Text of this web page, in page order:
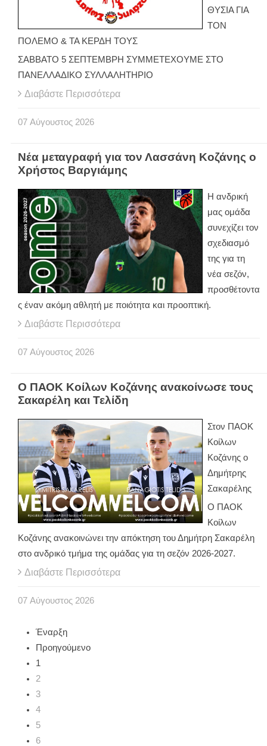
ΘΥΣΙΑ ΓΙΑ
ΤΟΝ
ΠΟΛΕΜΟ & ΤΑ ΚΕΡΔΗ ΤΟΥΣ
ΣΑΒΒΑΤΟ 5 ΣΕΠΤΕΜΒΡΗ ΣΥΜΜΕΤΕΧΟΥΜΕ ΣΤΟ
ΠΑΝΕΛΛΑΔΙΚΟ ΣΥΛΛΑΛΗΤΗΡΙΟ
Διαβάστε Περισσότερα
07 Αύγουστος 2026
Νέα μεταγραφή για τον Λασσάνη Κοζάνης ο
Χρήστος Βαργιάμης
Η ανδρική
μας ομάδα
συνεχίζει τον
σχεδιασμό
της για τη
νέα σεζόν,
προσθέτοντα
ς έναν ακόμη αθλητή με ποιότητα και προοπτική.
Διαβάστε Περισσότερα
07 Αύγουστος 2026
Ο ΠΑΟΚ Κοίλων Κοζάνης ανακοίνωσε τους
Σακαρέλη και Τελίδη
Στον ΠΑΟΚ
Κοίλων
Κοζάνης ο
Δημήτρης
Σακαρέλης
Ο ΠΑΟΚ
Κοίλων
Κοζάνης ανακοινώνει την απόκτηση του Δημήτρη Σακαρέλη
στο ανδρικό τμήμα της ομάδας για τη σεζόν 2026-2027.
Διαβάστε Περισσότερα
07 Αύγουστος 2026
Έναρξη
Προηγούμενο
1
2
3
4
5
6